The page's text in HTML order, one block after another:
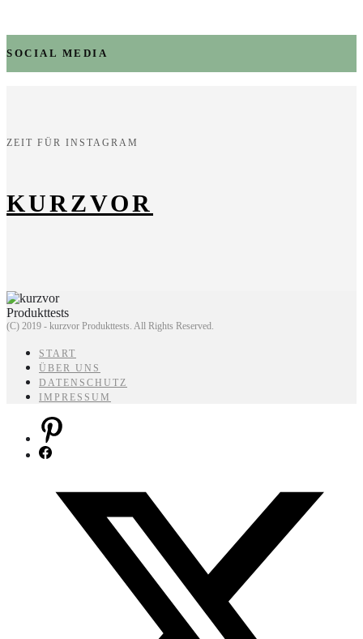
SOCIAL MEDIA
ZEIT FÜR INSTAGRAM
KURZVOR
(C) 2019 - kurzvor Produkttests. All Rights Reserved.
START
ÜBER UNS
DATENSCHUTZ
IMPRESSUM